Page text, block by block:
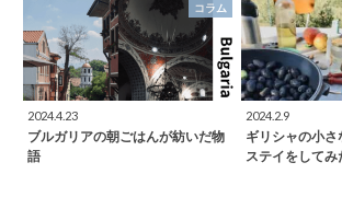
コラム
2024.4.23
ブルガリアの朝ごはんが紡いだ物
語
2024.2.9
ギリシャの小
ステイをしてみ